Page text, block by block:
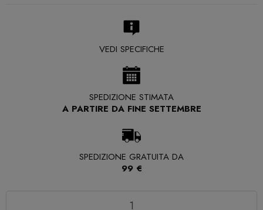
VEDI SPECIFICHE
SPEDIZIONE STIMATA
A PARTIRE DA FINE SETTEMBRE
SPEDIZIONE GRATUITA DA
99 €